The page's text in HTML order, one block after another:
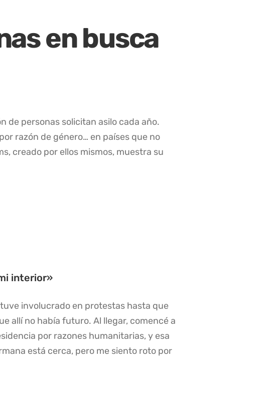
en busca
de personas solicitan asilo cada año.
razón de género… en países que no
creado por ellos mismos, muestra su
interior»
involucrado en protestas hasta que
allí no había futuro. Al llegar, comencé a
por razones humanitarias, y esa
está cerca, pero me siento roto por